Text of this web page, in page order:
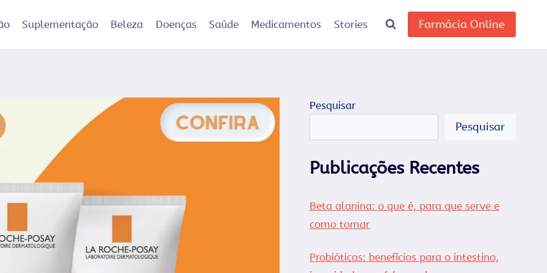
Suplementação Beleza Doenças Saúde Medicamentos Stories Farmácia Online
Pesquisar
Pesquisar
Publicações Recentes
Beta alanina: o que é, para que serve e
como tomar
Probióticos: benefícios para o intestino,